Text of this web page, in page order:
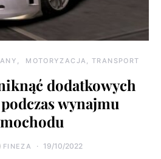
MOTORYZACJA, TRANSPORT
dodatkowych
wynajmu
FINEZA 19/10/2022